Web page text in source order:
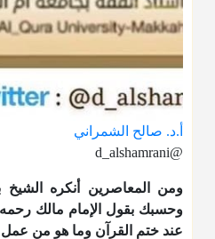
أ.د. صالح الشمراني
@d_alshamrani
ومن المعاصرين أنكره الشيخ
وحسبك بقول الإمام مالك
عند ختم القرآن وما هو من